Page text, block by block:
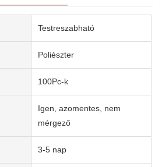
Testreszabható
Poliészter
100Pc-k
Igen, azomentes, nem
mérgező
3-5 nap